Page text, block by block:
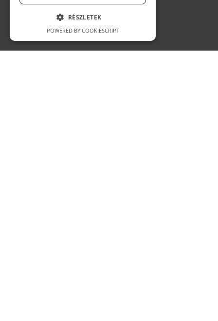
9400 Sopron, Bem utca 3.
RÉSZLETEK
POWERED BY COOKIESCRIPT